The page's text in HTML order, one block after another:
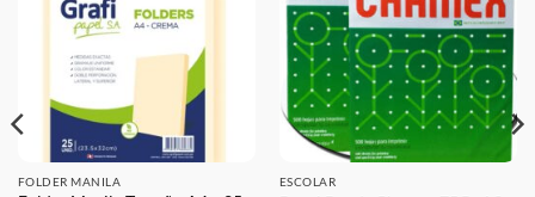
FOLDER MANILA ESCOLAR